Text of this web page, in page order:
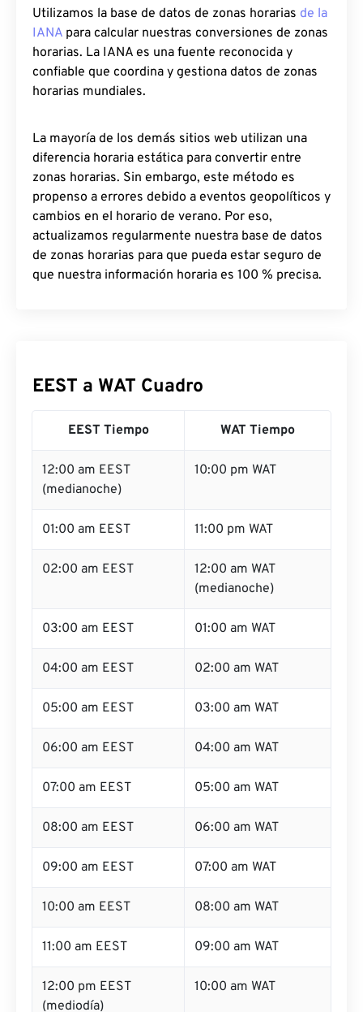
Utilizamos la base de datos de zonas horarias de la
IANA para calcular nuestras conversiones de zonas
horarias. La IANA es una fuente reconocida y
confiable que coordina y gestiona datos de zonas
horarias mundiales.
La mayoría de los demás sitios web utilizan una
diferencia horaria estática para convertir entre
zonas horarias. Sin embargo, este método es
propenso a errores debido a eventos geopolíticos y
cambios en el horario de verano. Por eso,
actualizamos regularmente nuestra base de datos
de zonas horarias para que pueda estar seguro de
que nuestra información horaria es 100 % precisa.
EEST a WAT Cuadro
EEST Tiempo WAT Tiempo
12:00 am EEST
(medianoche)
10:00 pm WAT
01:00 am EEST 11:00 pm WAT
02:00 am EEST
12:00 am WAT
(medianoche)
03:00 am EEST 01:00 am WAT
04:00 am EEST 02:00 am WAT
05:00 am EEST 03:00 am WAT
06:00 am EEST 04:00 am WAT
07:00 am EEST 05:00 am WAT
08:00 am EEST 06:00 am WAT
09:00 am EEST 07:00 am WAT
10:00 am EEST 08:00 am WAT
11:00 am EEST 09:00 am WAT
12:00 pm EEST
(mediodía)
10:00 am WAT